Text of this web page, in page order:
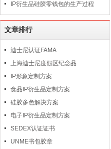
IP衍生品硅胶零钱包的生产过程
文章排行
迪士尼认证FAMA
上海迪士尼度假区纪念品
IP形象定制方案
食品IP衍生品定制方案
硅胶多色解决方案
电子IP衍生品定制方案
SEDEX认证证书
UNME书包胶章